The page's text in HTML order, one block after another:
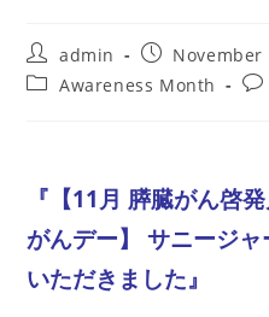
Post
author:
admin
Post
published:
November
PostAwareness Month
『【11月 膵臓がん啓
がんデー】 サニージ
いただきました』